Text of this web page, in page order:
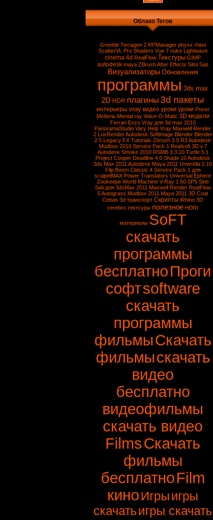
Облако Тегов
Greeble Terragen 2 RPManager physx rhino
ScatterVL Pro Shaders Vue 7 nuke Lightwave
cinema 4d RealFlow Текстуры GIMP
autodesk maya ZBrushAfter Effects Sitni Sati
Визуализаторы Обновления
программы 3ds max
2D HDR плагины 3d пакеты
интерьеры vray видео уроки уроки Poser
Мебель Mental ray Voice-O-Matic 3D модели
Ferrari Enzo Vray для 3d max 2010
PanoramaStudio Vary Help Vray Maxwell Render
2 LuxRender Autodesk Softimage Blender Blender
2.5 Legacy FX Tutorials Zbrush 3.5 R3Autodesk
Mudbox 2010 Service Pack 1 Realsoft 3D v.7
Autodesk Smoke 2010 RSMB 3.3.10 Turtle 5.1
Project Cooper Deadline 4.0 Shade 10Autodesk
3ds Max 2011 Autodesk Maya 2011 Unwrella 2.10
Flip Boom Classic 4 Service Pack 1 для
scalpelMAX Power Translators Universal Ephere
Zookeepe World Machine V-Ray 1.50 SP5 Sinti
Sati для 3dsMax 2011 Maxwell Render RealFlow
5Autograss Mudbox 2011 Maya 2011 3D Coat
Cebas 3d транспорт Скрипты iRhino 3D
cerebro тектсуры полезное HDRI
материалы SoFT
скачать
программы
бесплатноПроги
софтsoftware
скачать
программы
фильмыСкачать
фильмыскачать
видео
бесплатно
видеофильмы
скачать видео
FilmsСкачать
фильмы
бесплатноFilm
кино Игрыигры
скачатьигры скачать